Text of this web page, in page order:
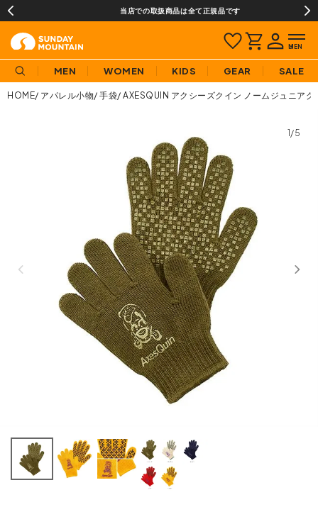
当店での取扱商品は全て正規品です
MEN WOMEN KIDS GEAR SALE
HOME アパレル小物 手袋 AXESQUIN アクシーズクイン ノームジュニアグ
1/5